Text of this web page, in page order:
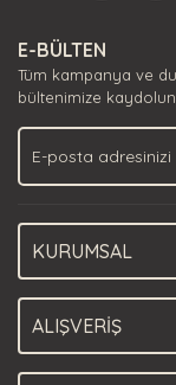
Ürün
Ürün
Ürün fiyatı
Bu ürüne
E-BÜLTEN
Tüm kampanya ve
bültenimize
KURUMSAL
ALIŞVERİŞ